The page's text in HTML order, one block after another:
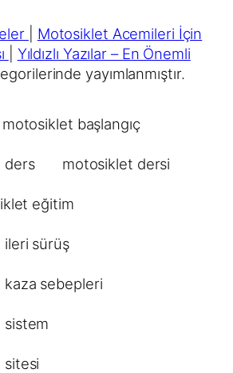
Motosiklet Acemileri İçin
Yıldızlı Yazılar – En Önemli
yayımlanmıştır.
motosiklet başlangıç
ders motosiklet dersi
eğitim
sürüş
sebepleri